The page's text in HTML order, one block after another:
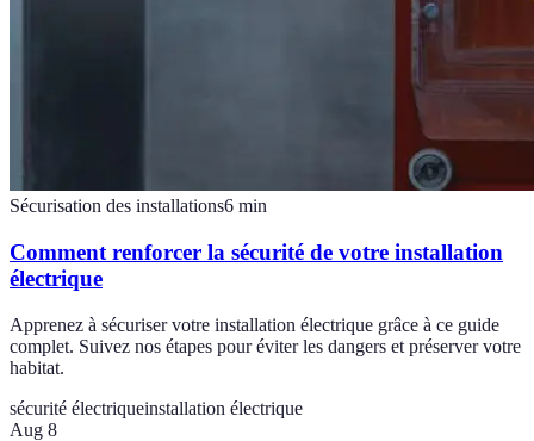
Sécurisation des installations6 min
Comment renforcer la sécurité de votre installation
électrique
Apprenez à sécuriser votre installation électrique grâce à ce guide
complet. Suivez nos étapes pour éviter les dangers et préserver votre
habitat.
sécurité électriqueinstallation électrique
Aug 8